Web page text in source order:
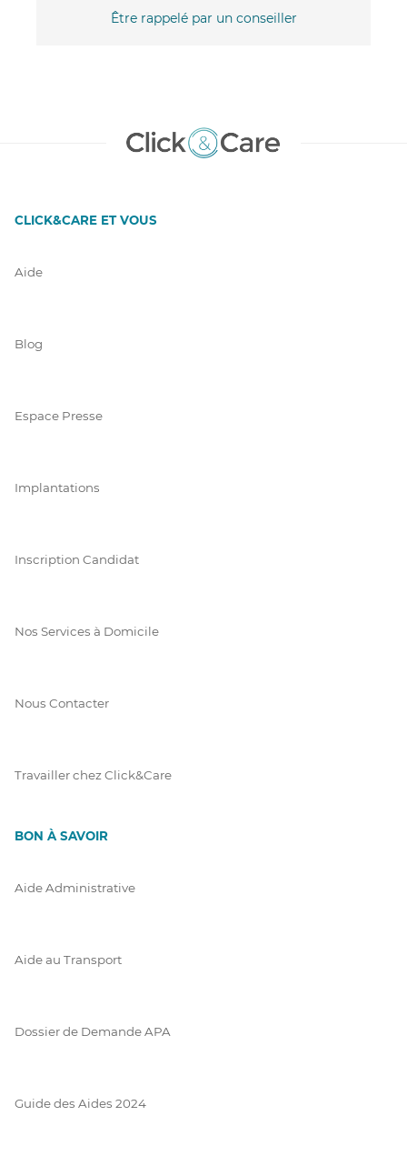
Être rappelé par un conseiller
CLICK&CARE ET VOUS
Aide
Blog
Espace Presse
Implantations
Inscription Candidat
Nos Services à Domicile
Nous Contacter
Travailler chez Click&Care
BON À SAVOIR
Aide Administrative
Aide au Transport
Dossier de Demande APA
Guide des Aides 2024